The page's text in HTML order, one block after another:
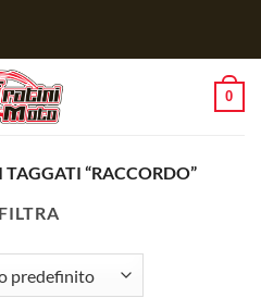
0
“RACCORDO”
FILTRA